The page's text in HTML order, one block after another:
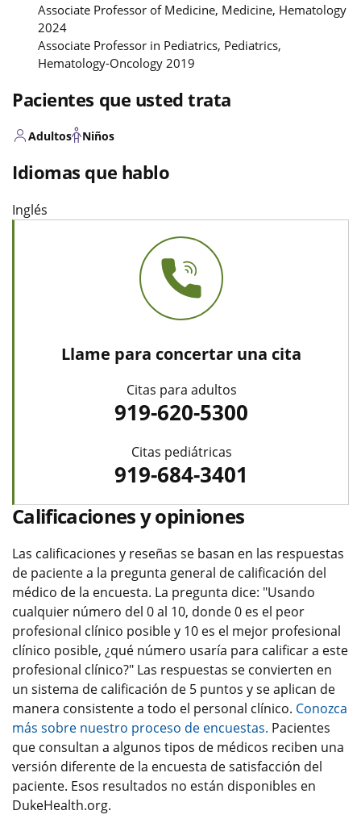
Associate Professor of Medicine, Medicine, Hematology
2024
Associate Professor in Pediatrics, Pediatrics,
Hematology-Oncology 2019
Pacientes que usted trata
Adultos Niños
Idiomas que hablo
Inglés
Llame para concertar una cita
Citas para adultos
919-620-5300
Citas pediátricas
919-684-3401
Calificaciones y opiniones
Las calificaciones y reseñas se basan en las respuestas
de paciente a la pregunta general de calificación del
médico de la encuesta. La pregunta dice: "Usando
cualquier número del 0 al 10, donde 0 es el peor
profesional clínico posible y 10 es el mejor profesional
clínico posible, ¿qué número usaría para calificar a este
profesional clínico?" Las respuestas se convierten en
un sistema de calificación de 5 puntos y se aplican de
manera consistente a todo el personal clínico. Conozca
más sobre nuestro proceso de encuestas. Pacientes
que consultan a algunos tipos de médicos reciben una
versión diferente de la encuesta de satisfacción del
paciente. Esos resultados no están disponibles en
DukeHealth.org.